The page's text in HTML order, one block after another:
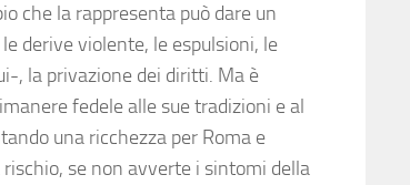
che la rappresenta può dare un
derive violente, le espulsioni, le
, la privazione dei diritti. Ma è
fedele alle sue tradizioni e al
una ricchezza per Roma e
rischio, se non avverte i sintomi della